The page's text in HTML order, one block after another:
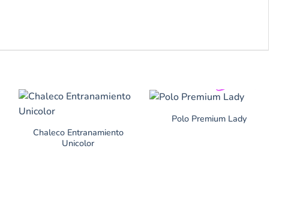
Chaleco Entranamiento
Unicolor
Polo Premium Lady